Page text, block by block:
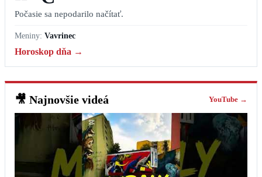
Počasie sa nepodarilo načítať.
Meniny: Vavrinec
Horoskop dňa →
🎥 Najnovšie videá YouTube →